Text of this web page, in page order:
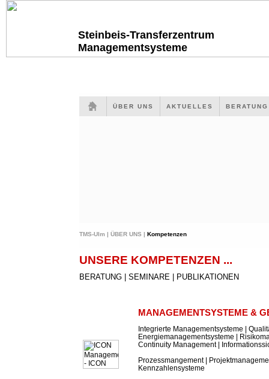
Steinbeis-Transferzentrum
Managementsysteme
ÜBER UNS AKTUELLES
TMS-Ulm | ÜBER UNS | Kompetenzen
UNSERE KOMPETENZEN ...
BERATUNG | SEMINARE | PUBLIKATIONEN
MANAGEMENTSYSTEME &
Integrierte Managementsysteme |
Energiemanagementsysteme |
Continuity Management |
Prozessmangement |
Kennzahlensysteme